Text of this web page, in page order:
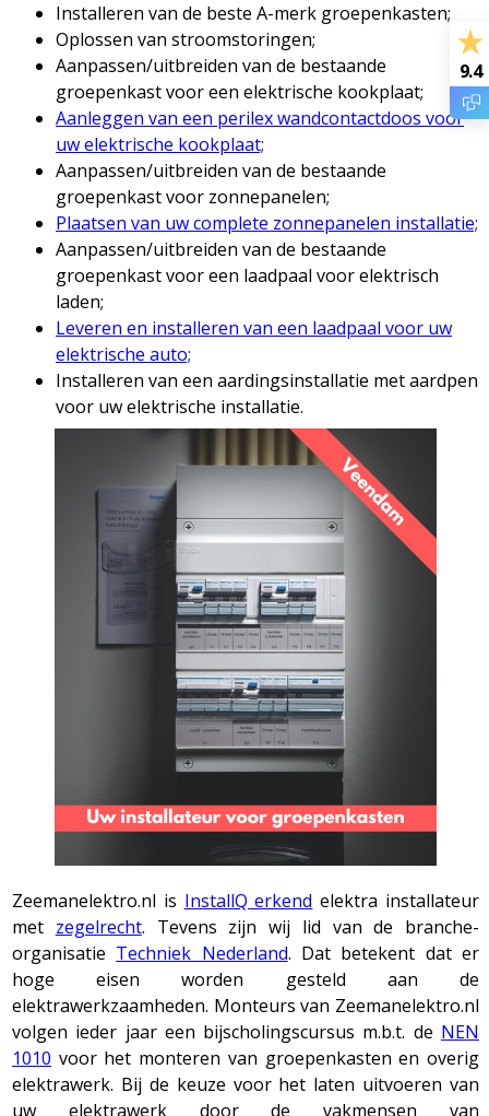
Installeren van de beste A-merk groepenkasten;
Oplossen van stroomstoringen;
Aanpassen/uitbreiden van de bestaande
groepenkast voor een elektrische kookplaat;
Aanleggen van een perilex wandcontactdoos voor
uw elektrische kookplaat;
Aanpassen/uitbreiden van de bestaande
groepenkast voor zonnepanelen;
Plaatsen van uw complete zonnepanelen installatie;
Aanpassen/uitbreiden van de bestaande
groepenkast voor een laadpaal voor elektrisch
laden;
Leveren en installeren van een laadpaal voor uw
elektrische auto;
Installeren van een aardingsinstallatie met aardpen
voor uw elektrische installatie.
Zeemanelektro.nl is InstallQ erkend elektra installateur
met zegelrecht. Tevens zijn wij lid van de branche-
organisatie Techniek Nederland. Dat betekent dat er
hoge eisen worden gesteld aan de
elektrawerkzaamheden. Monteurs van Zeemanelektro.nl
volgen ieder jaar een bijscholingscursus m.b.t. de NEN
1010 voor het monteren van groepenkasten en overig
elektrawerk. Bij de keuze voor het laten uitvoeren van
uw elektrawerk door de vakmensen van
9.4